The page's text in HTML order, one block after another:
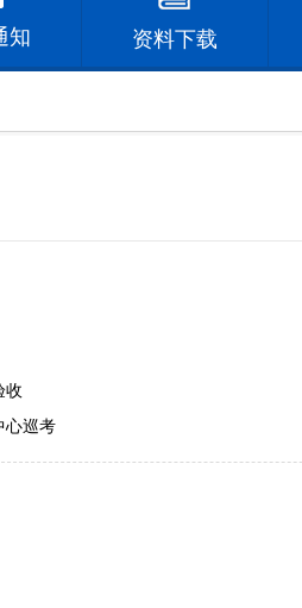
知 资料下载
收
心巡考